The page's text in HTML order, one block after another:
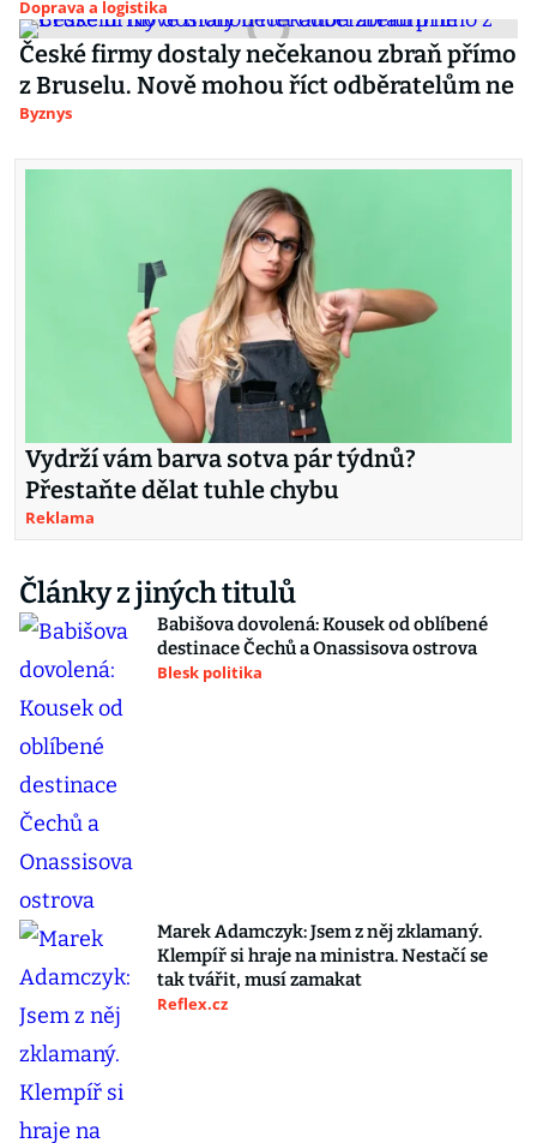
Doprava a logistika
České firmy dostaly nečekanou zbraň přímo
z Bruselu. Nově mohou říct odběratelům ne
Byznys
Vydrží vám barva sotva pár týdnů?
Přestaňte dělat tuhle chybu
Reklama
Články z jiných titulů
Babišova dovolená: Kousek od oblíbené
destinace Čechů a Onassisova ostrova
Blesk politika
Marek Adamczyk: Jsem z něj zklamaný.
Klempíř si hraje na ministra. Nestačí se
tak tvářit, musí zamakat
Reflex.cz